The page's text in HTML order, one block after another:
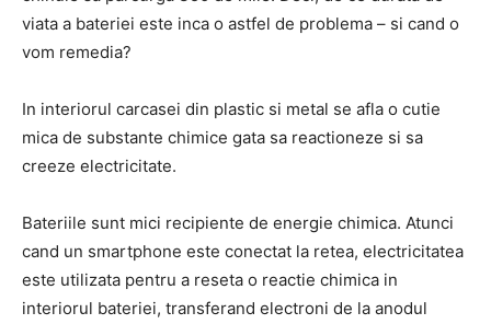
viata a bateriei este inca o astfel de problema – si cand o
vom remedia?
In interiorul carcasei din plastic si metal se afla o cutie
mica de substante chimice gata sa reactioneze si sa
creeze electricitate.
Bateriile sunt mici recipiente de energie chimica. Atunci
cand un smartphone este conectat la retea, electricitatea
este utilizata pentru a reseta o reactie chimica in
interiorul bateriei, transferand electroni de la anodul